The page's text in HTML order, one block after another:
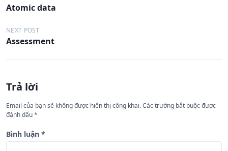
i
ề
u
h
ớ
n
g
b
Atomic data
NEXT POST
Assessment
Trả lời
Email của bạn sẽ không được hiển thị công khai.Các trường bắt buộc được
đánh dấu*
Bình luận *